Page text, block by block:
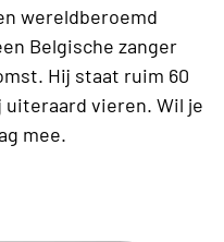
wereldberoemd
Belgische zanger
Hij staat ruim 60
uiteraard vieren. Wil je
mee.